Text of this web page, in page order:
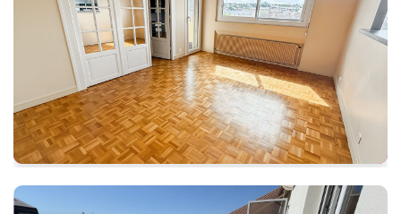
POISSY
214 000 € Ref: 105522
41 m² 2 pièces 1 chambre